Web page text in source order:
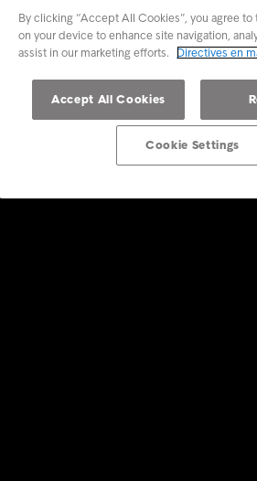
By clicking “Accept All Cookies”, you agree
on your device to enhance site navigation,
assist in our marketing efforts.
Directives en
Accept All Cookies
Cookie Settings